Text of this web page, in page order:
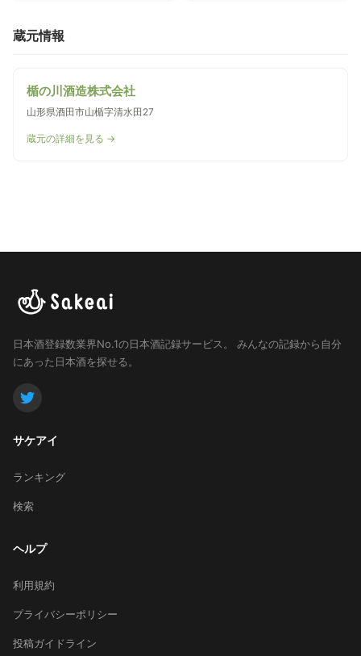
蔵元情報
楯の川酒造株式会社
山形県酒田市山楯字清水田27
蔵元の詳細を見る →
日本酒登録数業界No.1の日本酒記録サービス。
みんなの記録から自分
にあった日本酒を探せる。
サケアイ
ランキング
検索
ヘルプ
利用規約
プライバシーポリシー
投稿ガイドライン